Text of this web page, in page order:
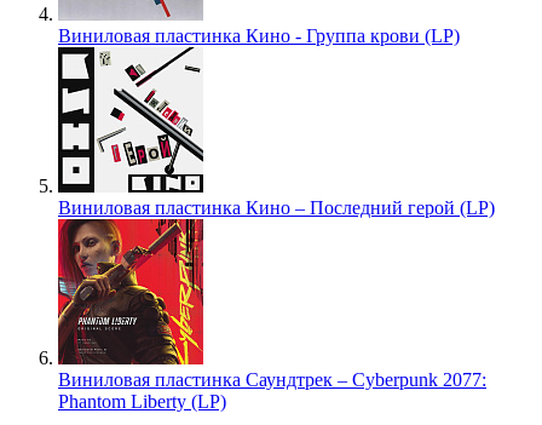
Виниловая пластинка Кино - Группа крови (LP)
Виниловая пластинка Кино – Последний герой (LP)
Виниловая пластинка Саундтрек – Cyberpunk 2077:
Phantom Liberty (LP)